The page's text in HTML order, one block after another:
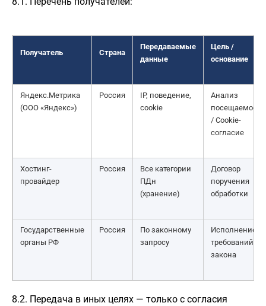
Получатель Страна
Передаваемые
данные
Цель /
основание
Яндекс.Метрика
(ООО «Яндекс»)
Россия
IP, поведение,
cookie
Анализ
посещаемости
/ Cookie-
согласие
Хостинг-
провайдер
Россия
Все категории
ПДн
(хранение)
Договор
поручения
обработки
Государственные
органы РФ
Россия
По законному
запросу
Исполнение
требований
закона
8.2. Передача в иных целях — только с согласия